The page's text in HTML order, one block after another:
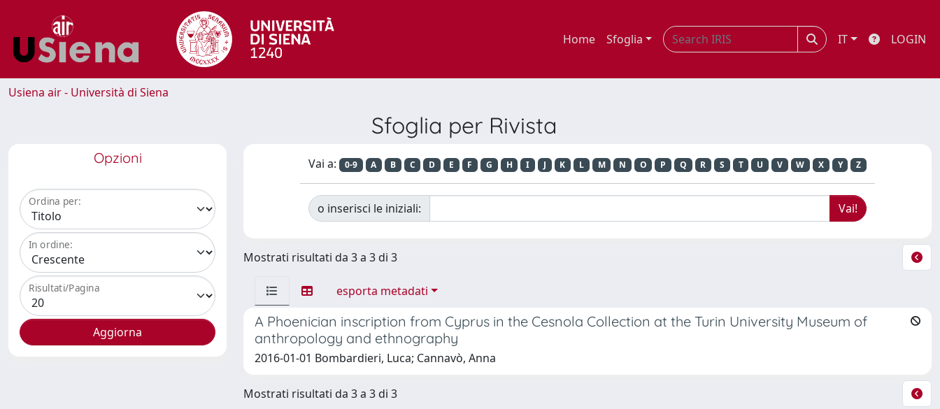
Home Sfoglia IT LOGIN
Usiena air - Università di Siena
Sfoglia per Rivista
Opzioni
Ordina per:
In ordine:
Risultati/Pagina
Vai a: 0-9 A B C D E F G H I J K L M N O P Q R S T U V W X Y Z
o inserisci le iniziali:
Mostrati risultati da 3 a 3 di 3
esporta metadati
A Phoenician inscription from Cyprus in the Cesnola Collection at the Turin University Museum of
anthropology and ethnography
2016-01-01 Bombardieri, Luca; Cannavò, Anna
Mostrati risultati da 3 a 3 di 3